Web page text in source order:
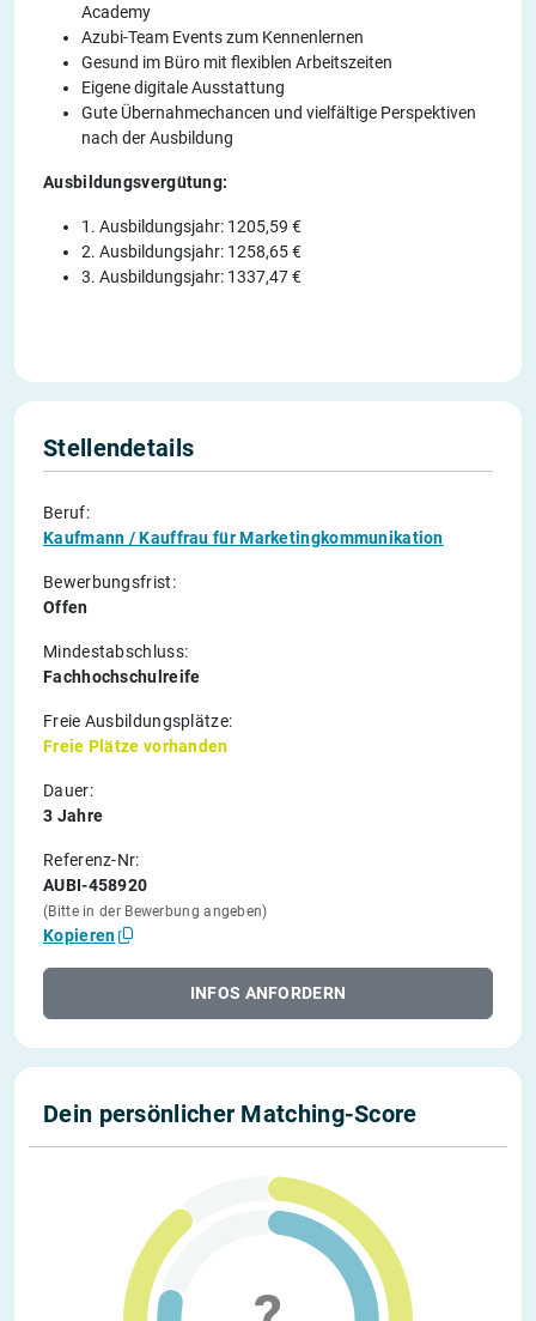
Academy
Azubi-Team Events zum Kennenlernen
Gesund im Büro mit flexiblen Arbeitszeiten
Eigene digitale Ausstattung
Gute Übernahmechancen und vielfältige Perspektiven
nach der Ausbildung
Ausbildungsvergütung:
1. Ausbildungsjahr: 1205,59 €
2. Ausbildungsjahr: 1258,65 €
3. Ausbildungsjahr: 1337,47 €
Stellendetails
Beruf:
Kaufmann / Kauffrau für Marketingkommunikation
Bewerbungsfrist:
Offen
Mindestabschluss:
Fachhochschulreife
Freie Ausbildungsplätze:
Freie Plätze vorhanden
Dauer:
3 Jahre
Referenz-Nr:
AUBI-458920
(Bitte in der Bewerbung angeben)
Kopieren
INFOS ANFORDERN
Dein persönlicher Matching-Score